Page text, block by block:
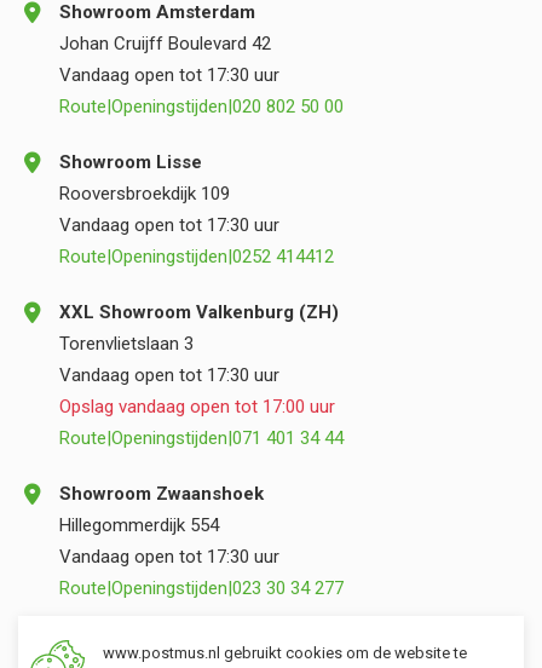
Showroom Amsterdam
Johan Cruijff Boulevard 42
Vandaag open tot 17:30 uur
Route|Openingstijden|020 802 50 00
Showroom Lisse
Rooversbroekdijk 109
Vandaag open tot 17:30 uur
Route|Openingstijden|0252 414412
XXL Showroom Valkenburg (ZH)
Torenvlietslaan 3
Vandaag open tot 17:30 uur
Opslag vandaag open tot 17:00 uur
Route|Openingstijden|071 401 34 44
Showroom Zwaanshoek
Hillegommerdijk 554
Vandaag open tot 17:30 uur
Route|Openingstijden|023 30 34 277
Opslag Valkenburg (ZH)
www.postmus.nl gebruikt cookies om de website te